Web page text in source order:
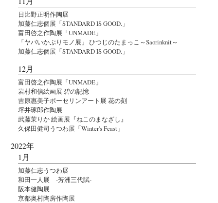
日比野正明作陶展
加藤仁志個展「STANDARD IS GOOD.」
富田啓之作陶展「UNMADE」
「ヤバいかぶりモノ展」 ひつじのたまっこ～Saorinknit～
加藤仁志個展「STANDARD IS GOOD.」
12月
富田啓之作陶展「UNMADE」
岩村和信絵画展 碧の記憶
吉原惠美子ポーセリンアート展 花の刻
坪井琢郎作陶展
武藤茉りか 絵画展『ねこのまなざし』
久保田健司うつわ展「Winter's Feast」
2022年
1月
加藤仁志うつわ展
和田一人展 -芳洲三代賦-
阪本健陶展
京都奥村陶房作陶展